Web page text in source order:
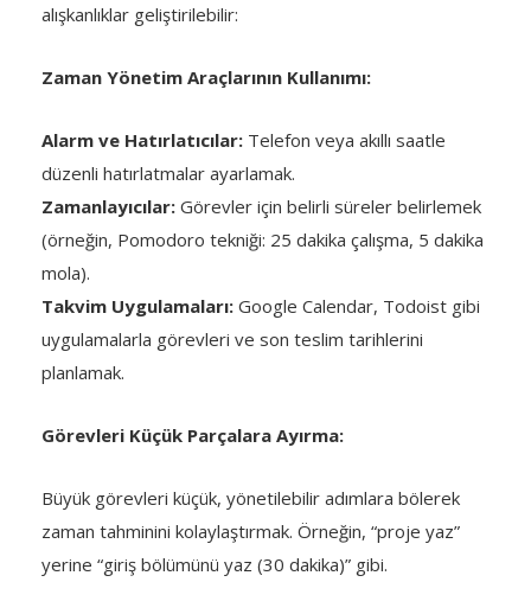
alışkanlıklar geliştirilebilir:
Zaman Yönetim Araçlarının Kullanımı:
Alarm ve Hatırlatıcılar: Telefon veya akıllı saatle
düzenli hatırlatmalar ayarlamak.
Zamanlayıcılar: Görevler için belirli süreler belirlemek
(örneğin, Pomodoro tekniği: 25 dakika çalışma, 5 dakika
mola).
Takvim Uygulamaları: Google Calendar, Todoist gibi
uygulamalarla görevleri ve son teslim tarihlerini
planlamak.
Görevleri Küçük Parçalara Ayırma:
Büyük görevleri küçük, yönetilebilir adımlara bölerek
zaman tahminini kolaylaştırmak. Örneğin, “proje yaz”
yerine “giriş bölümünü yaz (30 dakika)” gibi.